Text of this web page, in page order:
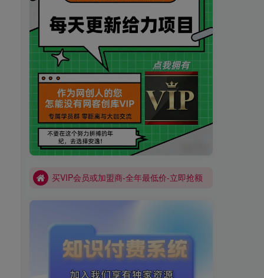
买VIP会员或加盟商-全年最低价-立即抢额
网创库-限时优惠 别错过!
买VIP会员或加盟商-全年最低价-立即抢额
网创库-限时优惠 别错过!